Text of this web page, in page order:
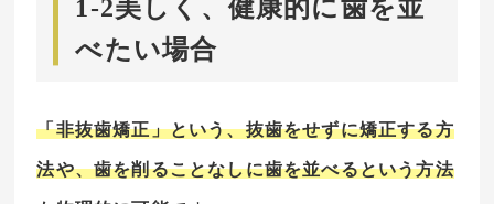
1-2美しく、健康的に歯を並
べたい場合
「非抜歯矯正」という、抜歯をせずに矯正する方
法や、歯を削ることなしに歯を並べるという方法